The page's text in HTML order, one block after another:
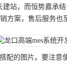
建站，而恒势嘉承
方案，售后服务也
配的图片。要注意